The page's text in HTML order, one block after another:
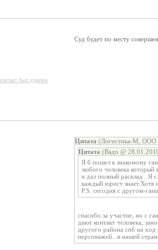
был удален
Суд будет по месту
Цитата (Логистика-М, ООО
Цитата (Вадо @
Я б пошел к знакомому
любого человека который
и дал полный расклад . Я
каждый юрист знает.Хотя
P.S. сегодня с другом-
спасибо за участие, но с
дают контакт человека,
другого района спб на ход
персонажей...в нашей